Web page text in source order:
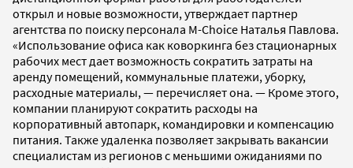
открыл и новые возможности, утверждает партнер
агентства по поиску персонала M-Choice Наталья Павлова.
«Использование офиса как коворкинга без стационарных
рабочих мест дает возможность сократить затраты на
аренду помещений, коммунальные платежи, уборку,
расходные материалы, — перечисляет она. — Кроме этого,
компании планируют сократить расходы на
корпоративный автопарк, командировки и компенсацию
питания. Также удаленка позволяет закрывать вакансии
специалистам из регионов с меньшими ожиданиями по